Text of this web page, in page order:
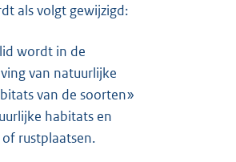
als volgt gewijzigd:
wordt in de
van natuurlijke
van de soorten»
habitats en
rustplaatsen.